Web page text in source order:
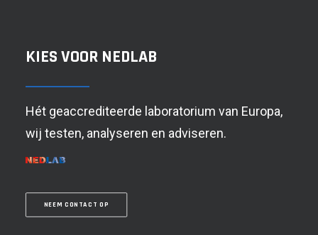
KIES VOOR NEDLAB
Hét geaccrediteerde laboratorium van Europa,
wij testen, analyseren en adviseren.
NEEM CONTACT OP